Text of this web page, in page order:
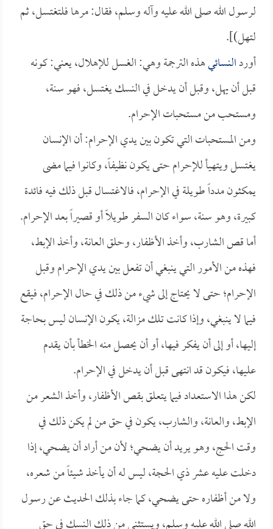
لرسول الله صلى الله عليه وآله وسلم، فقال: مرها فلتغتسل، ثم
لتهل)].
أوردالنسائيهذه الترجمة وهي: الغسل للإهلال، يعني: كونه
قبل أن يهل، وقبل أن يدخل في النسك يغتسل، فهو سنة،
ومستحب من مستحبات الإحرام.
ومن المستحبات التي تكون بين يدي الإحرام: أن الإنسان
يغتسل ويتهيأ للإحرام حتى يكون نظيفاً، وكانوا فيما مضى
يمكثون مدداً طويلة في الإحرام، فالاغتسال قبل ذلك فيه فائدة
كبيرة، وهو سنة، سواء كان السفر طويلاً أو قصيراً بعد الإحرام.
أما قص الشارب، وأخذ الأظفار، وحلق العانة، وأخذ الإبط،
فهذه من الأمور التي ينبغي أن تفعل بين يدي الإحرام وقبل
الإحرام؛ حتى لا يحتاج إلى شيء من ذلك في حال الإحرام، فيقع
فيما لا ينبغي، وإذا كانت تلك مزالة، يكون الإنسان ليس بحاجة
إليها، أو إلى أن يفكر فيها، أو أن يحصل منه الخطأ بأن يقدم
عليها، فيكون قد انتهى قبل أن يدخل في الإحرام.
لكن هذا الاستعداد فيما يتعلق بقص الأظفار، وأخذ الشعر من
الإبط، والعانة، والشارب، يكون في حق من لم يكن ذلك في
وقت الحج، وهو يريد أن يضحي؛ لأن من أراد أن يضحي، إذا
دخلت عليه عشر ذي الحجة، ليس له أن يأخذ شيئاً من شعره،
ولا من أظفاره حتى يضحي، كما جاء بذلك الحديث عن رسول